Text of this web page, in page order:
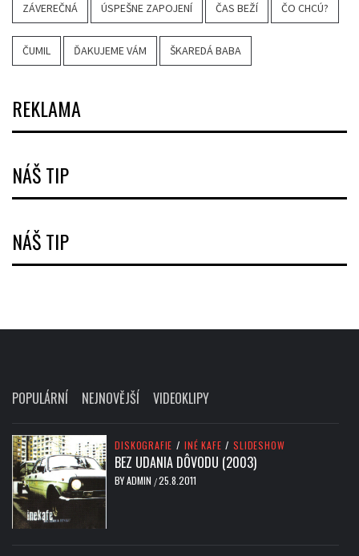
ZÁVEREČNÁ ÚSPEŠNE ZAPOJENÍ ČAS BEŽÍ ČO CHCÚ?
ČUMIL ĎAKUJEME VÁM ŠKAREDÁ BABA
REKLAMA
NÁŠ TIP
NÁŠ TIP
POPULÁRNÍ NEJNOVĚJŠÍ VIDEOKLIPY
DISKOGRAFIE / INÉ KAFE / SLIDESHOW
BEZ UDANIA DÔVODU (2003)
BYADMIN /25.8.2011